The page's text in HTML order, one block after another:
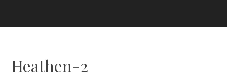
Heathen-2